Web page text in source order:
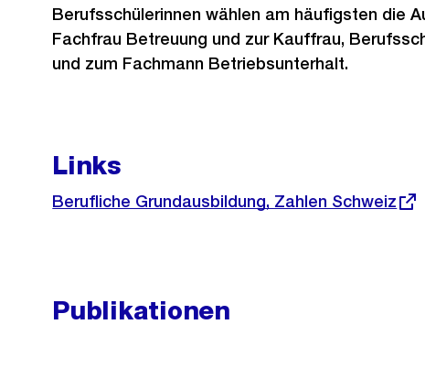
Berufsschülerinnen wählen am häufigsten die
Fachfrau Betreuung und zur Kauffrau,
und zum Fachmann Betriebsunterhalt.
Links
Externer
Link:
Berufliche Grundausbildung, Zahlen Schweiz
Publikationen